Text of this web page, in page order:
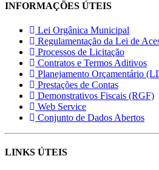
INFORMAÇÕES ÚTEIS
Lei Orgânica Municipal
Regulamentação da Lei de
Processos de Licitação
Contratos e Termos Aditivos
Planejamento Orçamentário
Prestações de Contas
Demonstrativos Fiscais (RGF)
Web Service
Conjunto de Dados Abertos
LINKS ÚTEIS